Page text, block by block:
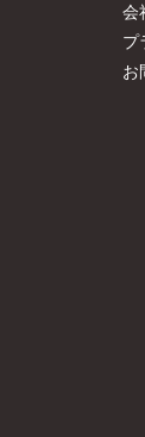
会
プ
お